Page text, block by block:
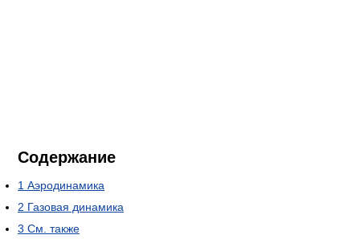
Содержание
1 Аэродинамика
2 Газовая динамика
3 См. также